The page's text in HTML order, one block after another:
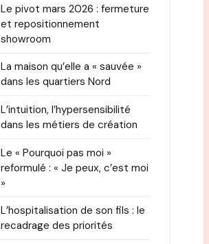
Le pivot mars 2026 : fermeture
et repositionnement
showroom
La maison qu’elle a « sauvée »
dans les quartiers Nord
L’intuition, l’hypersensibilité
dans les métiers de création
Le « Pourquoi pas moi »
reformulé : « Je peux, c’est moi
»
L’hospitalisation de son fils : le
recadrage des priorités